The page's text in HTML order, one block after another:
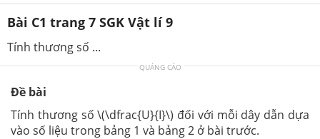
Bài C1 trang 7 SGK Vật lí 9
Tính thương số ...
QUẢNG CÁO
Đề bài
Tính thương số \(\dfrac{U}{I}\) đối với mỗi dây dẫn dựa
vào số liệu trong bảng 1 và bảng 2 ở bài trước.